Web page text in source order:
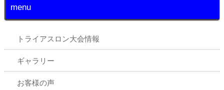
menu
トライアスロン大会情報
ギャラリー
お客様の声